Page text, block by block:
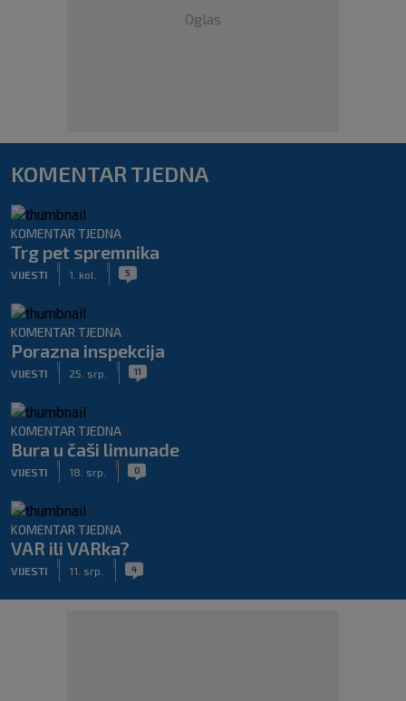
Oglas
KOMENTAR TJEDNA
KOMENTAR TJEDNA
Trg pet spremnika
VIJESTI 1. kol. 5
KOMENTAR TJEDNA
Porazna inspekcija
VIJESTI 25. srp. 11
KOMENTAR TJEDNA
Bura u čaši limunade
VIJESTI 18. srp. 0
KOMENTAR TJEDNA
VAR ili VARka?
VIJESTI 11. srp. 4